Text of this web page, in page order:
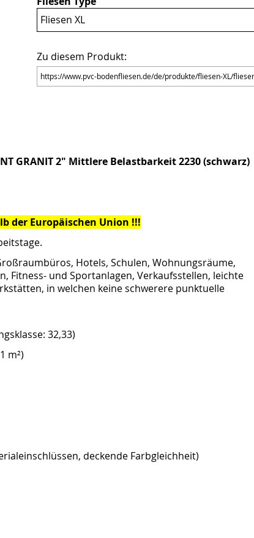
Fliesen XL
Zu diesem Produkt:
GRANIT 2" Mittlere Belastbarkeit 2230(schwarz)
der Europäischen Union !!!
Hotels, Schulen, Wohnungsräume,
Fitness- und Sportanlagen, Verkaufsstellen, leichte
in welchen keine schwerere punktuelle
32,33)
m²)
deckende Farbgleichheit)